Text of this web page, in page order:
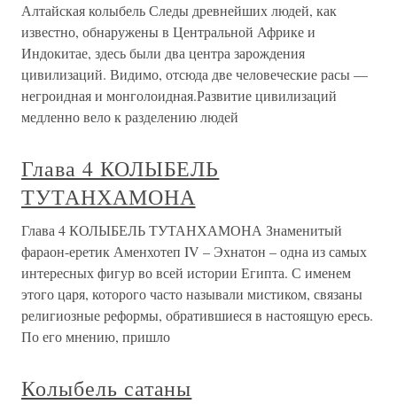
Алтайская колыбель Следы древнейших людей, как
известно, обнаружены в Центральной Африке и
Индокитае, здесь были два центра зарождения
цивилизаций. Видимо, отсюда две человеческие расы —
негроидная и монголоидная.Развитие цивилизаций
медленно вело к разделению людей
Глава 4 КОЛЫБЕЛЬ
ТУТАНХАМОНА
Глава 4 КОЛЫБЕЛЬ ТУТАНХАМОНА Знаменитый
фараон-еретик Аменхотеп IV – Эхнатон – одна из самых
интересных фигур во всей истории Египта. С именем
этого царя, которого часто называли мистиком, связаны
религиозные реформы, обратившиеся в настоящую ересь.
По его мнению, пришло
Колыбель сатаны